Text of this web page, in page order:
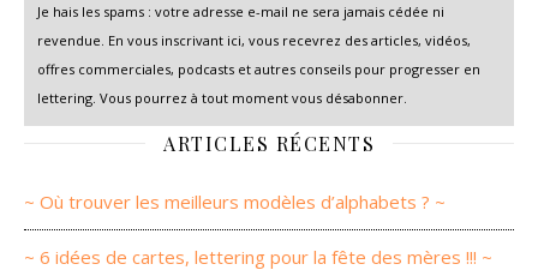
Je hais les spams : votre adresse e-mail ne sera jamais cédée ni
revendue. En vous inscrivant ici, vous recevrez des articles, vidéos,
offres commerciales, podcasts et autres conseils pour progresser en
lettering. Vous pourrez à tout moment vous désabonner.
ARTICLES RÉCENTS
~ Où trouver les meilleurs modèles d’alphabets ? ~
~ 6 idées de cartes, lettering pour la fête des mères !!! ~